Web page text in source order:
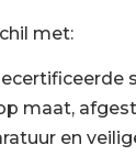
met:
maat,
en